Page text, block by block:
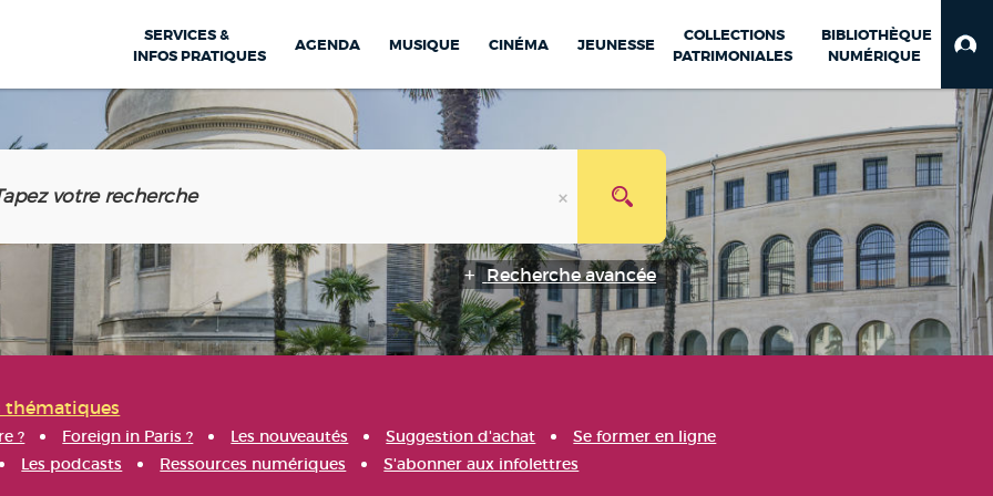
SERVICES &
INFOS PRATIQUES
AGENDA MUSIQUE CINÉMA JEUNESSE
COLLECTIONS
PATRIMONIALES
BIBLIOTHÈQUE
NUMÉRIQUE
Recherche avancée
thématiques
? Foreign in Paris ? Les nouveautés Suggestion d'achat
Se former en ligne
Les podcasts Ressources numériques S'abonner aux infolettres